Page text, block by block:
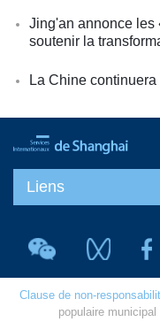
Jing'an annonce les
soutenir la
La Chine
Liens
Clause de non-
populaire